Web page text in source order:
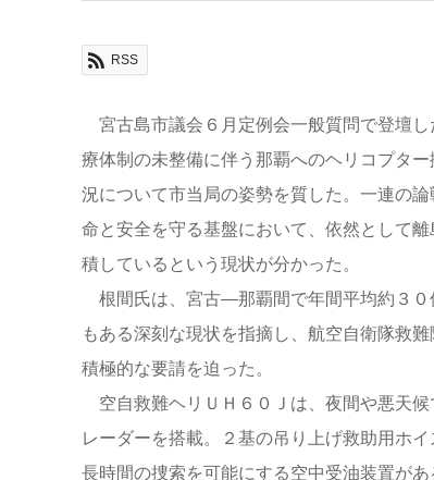
RSS
宮古島市議会６月定例会一般質問で登壇
療体制の未整備に伴う那覇へのヘリコプタ
況について市当局の姿勢を質した。一連の
命と安全を守る基盤において、依然として
積しているという現状が分かった。
根間氏は、宮古―那覇間で年間平均約３０
もある深刻な現状を指摘し、航空自衛隊救
積極的な要請を迫った。
空自救難ヘリＵＨ６０Ｊは、夜間や悪天
レーダーを搭載。２基の吊り上げ救助用ホ
長時間の捜索を可能にする空中受油装置が